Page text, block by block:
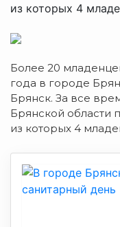
из которых 4
Более 20
года в городе
Брянск. За все
Брянской области
из которых 4